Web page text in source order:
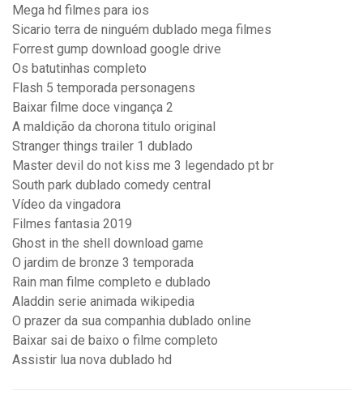
Mega hd filmes para ios
Sicario terra de ninguém dublado mega filmes
Forrest gump download google drive
Os batutinhas completo
Flash 5 temporada personagens
Baixar filme doce vingança 2
A maldição da chorona titulo original
Stranger things trailer 1 dublado
Master devil do not kiss me 3 legendado pt br
South park dublado comedy central
Vídeo da vingadora
Filmes fantasia 2019
Ghost in the shell download game
O jardim de bronze 3 temporada
Rain man filme completo e dublado
Aladdin serie animada wikipedia
O prazer da sua companhia dublado online
Baixar sai de baixo o filme completo
Assistir lua nova dublado hd